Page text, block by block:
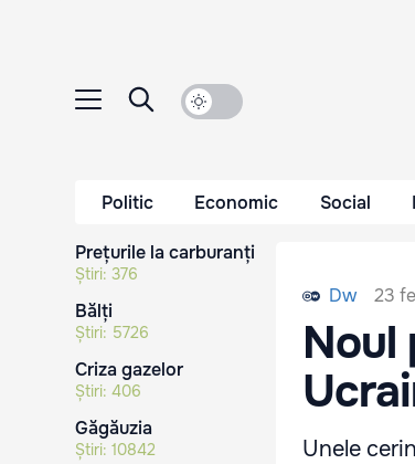
Politic Economic Social
Prețurile la carburanți
Știri: 376
Bălți
Știri: 5726
Criza gazelor
Știri: 406
Găgăuzia
Știri: 10842
Dw 23
Noul
Unele